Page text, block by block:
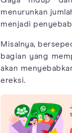
menurunkan
menjadi
Misalnya,
bagian yang
akan
ereksi.